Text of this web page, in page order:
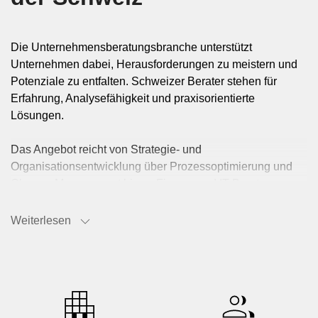
Die Unternehmensberatungsbranche unterstützt
Unternehmen dabei, Herausforderungen zu meistern und
Potenziale zu entfalten. Schweizer Berater stehen für
Erfahrung, Analysefähigkeit und praxisorientierte
Lösungen.
Das Angebot reicht von Strategie- und
Organisationsentwicklung über Prozessoptimierung und
Betreuung und nachhaltige Ergebnisse.
digital. Wer passende Partner sucht, findet auf WAISCH
Weiterlesen